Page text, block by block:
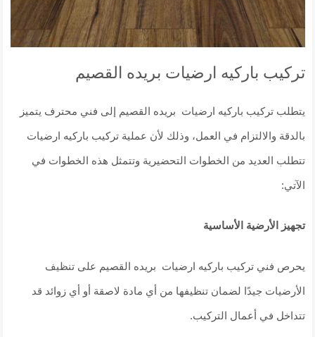
تركيب باركيه ارضيات بريده القصيم
يتطلب تركيب باركيه ارضيات بريده القصيم إلى فني محترف يتميز
بالدقة والالتزام في العمل، وذلك لأن عملية تركيب باركيه ارضيات
تتطلب العديد من الخطوات التحضيرية وتتمثل هذه الخطوات في
الآتي:
تجهيز الأرضية الأساسية
يحرص فني تركيب باركيه ارضيات بريده القصيم على تنظيف
الأرضيات جيدًا لضمان تنظيفها من أي مادة لاصقة أو أي زوائد قد
تتداخل في أعمال التركيب.